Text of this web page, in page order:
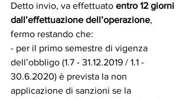
Detto invio, va effettuato entro 12 giorni
dall’effettuazione dell’operazione,
fermo restando che:
- per il primo semestre di vigenza
dell’obbligo (1.7 - 31.12.2019 / 1.1 -
30.6.2020) è prevista la non
applicazione di sanzioni se la